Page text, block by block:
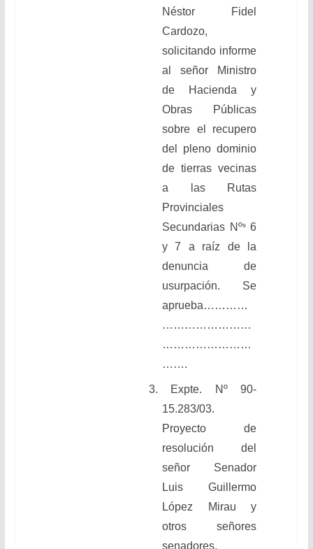
Néstor Fidel
Cardozo,
solicitando informe
al señor Ministro
de Hacienda y
Obras Públicas
sobre el recupero
del pleno dominio
de tierras vecinas
a las Rutas
Provinciales
Secundarias Nºs6
y 7 a raíz de la
denuncia de
usurpación. Se
aprueba…………
……………………
……………………
…….
3. Expte. Nº 90-
15.283/03.
Proyecto de
resolución del
señor Senador
Luis Guillermo
López Mirau y
otros señores
senadores,